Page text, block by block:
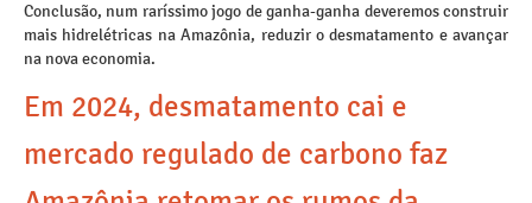
Conclusão, num raríssimo jogo de ganha-ganha deveremos construir
mais hidrelétricas na Amazônia, reduzir o desmatamento e avançar
na nova economia.
Em 2024, desmatamento cai e
mercado regulado de carbono faz